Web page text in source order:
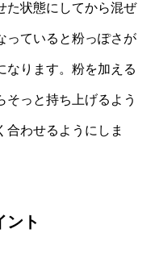
た状態にしてから混ぜ
っていると粉っぽさが
なります。粉を加える
そっと持ち上げるよう
合わせるようにしま
ント